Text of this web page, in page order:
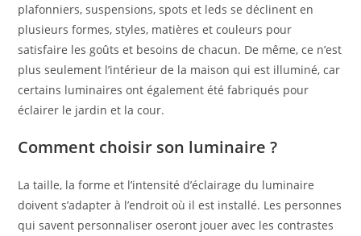
plafonniers, suspensions, spots et leds se déclinent en
plusieurs formes, styles, matières et couleurs pour
satisfaire les goûts et besoins de chacun. De même, ce n’est
plus seulement l’intérieur de la maison qui est illuminé, car
certains luminaires ont également été fabriqués pour
éclairer le jardin et la cour.
Comment choisir son luminaire ?
La taille, la forme et l’intensité d’éclairage du luminaire
doivent s’adapter à l’endroit où il est installé. Les personnes
qui savent personnaliser oseront jouer avec les contrastes